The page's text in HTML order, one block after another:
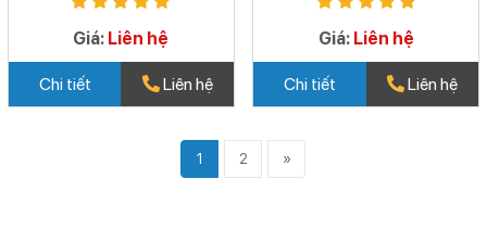
Giá: Liên hệ
Chi tiết Liên hệ
Giá: Liên hệ
Chi tiết Liên hệ
1 2 »